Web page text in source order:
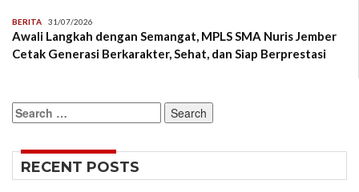
BERITA 31/07/2026
Awali Langkah dengan Semangat, MPLS SMA Nuris Jember
Cetak Generasi Berkarakter, Sehat, dan Siap Berprestasi
Search
for:
RECENT POSTS